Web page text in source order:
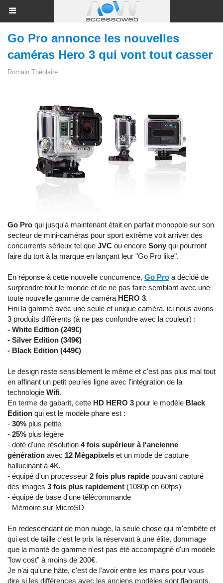
Go Pro annonce les nouvelles
caméras Hero 3 qui vont tout casser
Romain Theolaire
Go Pro qui jusqu'à maintenant était en parfait monopole sur son
secteur de mini-caméras pour sport extrême voit arriver des
concurrents sérieux tel que JVC ou encore Sony qui pourront
faire du tort à la marque en lançant leur "Go Pro like".
En réponse à cette nouvelle concurrence, Go Pro a décidé de
surprendre tout le monde et de ne pas faire semblant avec une
toute nouvelle gamme de caméra HERO 3.
Fini la gamme avec une seule et unique caméra, ici nous avons
3 produits différents (à ne pas confondre avec la couleur) :
- White Edition (249€)
- Silver Edition (349€)
- Black Edition (449€)
Le design reste sensiblement le même et c'est pas plus mal tout
en affinant un petit peu les ligne avec l'intégration de la
technologie Wifi.
En terme de gabarit, cette HD HERO 3 pour le modèle Black
Edition qui est le modèle phare est :
- 30% plus petite
- 25% plus légère
- doté d'une résolution 4 fois supérieur à l'ancienne
génération avec 12 Mégapixels et un mode de capture
hallucinant à 4K.
- équipé d'un processeur 2 fois plus rapide pouvant capturé
des images 3 fois plus rapidement (1080p en 60fps)
- équipé de base d'une télécommande
- Mémoire sur MicroSD
En redescendant de mon nuage, la seule chose qui m'embête et
qui est de taille c'est le prix la réservant à une élite, dommage
que la monté de gamme n'est pas été accompagné d'un modèle
"low cost" à moins de 200€.
Je n'ai qu'une hâte, c'est de l'avoir entre les mains pour vous
dire si les différences avec les anciens modèles sont flagrants.